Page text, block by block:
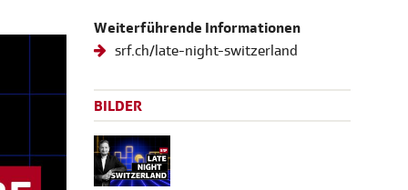
Weiterführende Informationen
srf.ch/late-night-switzerland
BILDER